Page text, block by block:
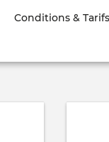
Conditions & Tarifs